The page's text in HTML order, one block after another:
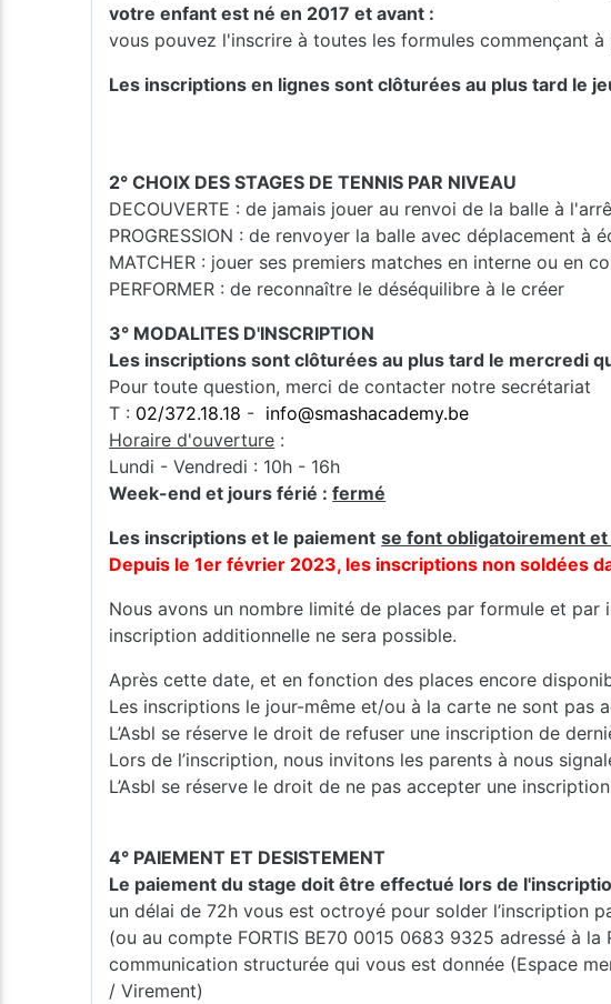
votre enfant est né en 2017 et avant :
vous pouvez l'inscrire à toutes les formules commençant à
Les inscriptions en lignes sont clôturées au plus tard le
2° CHOIX DES STAGES DE TENNIS PAR NIVEAU
DECOUVERTE : de jamais jouer au renvoi de la balle à
PROGRESSION : de renvoyer la balle avec déplacement à
MATCHER : jouer ses premiers matches en interne ou en
PERFORMER : de reconnaître le déséquilibre à le créer
3° MODALITES D'INSCRIPTION
Les inscriptions sont clôturées au plus tard le mercredi
Pour toute question, merci de contacter notre secrétariat
T : 02/372.18.18 - info@smashacademy.be
Horaire d'ouverture :
Lundi - Vendredi : 10h - 16h
Week-end et jours férié :fermé
Les inscriptions et le paiement se font obligatoirement et
Depuis le 1er février 2023, les inscriptions non soldées
Nous avons un nombre limité de places par formule et
inscription additionnelle ne sera possible.
Après cette date, et en fonction des places encore
Les inscriptions le jour-même et/ou à la carte ne sont pas
L’Asbl se réserve le droit de refuser une inscription de
Lors de l’inscription, nous invitons les parents à nous
L’Asbl se réserve le droit de ne pas accepter une
4° PAIEMENT ET DESISTEMENT
Le paiement du stage doit être effectué lors de
un délai de 72h vous est octroyé pour solder l’inscription
(ou au compte FORTIS BE70 0015 0683 9325 adressé à la
communication structurée qui vous est donnée (Espace
/ Virement)